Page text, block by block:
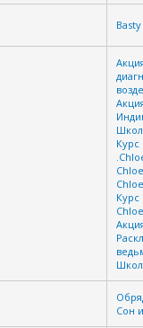
Basty
Chloe
Chloe
Курс
Chloe
Сон